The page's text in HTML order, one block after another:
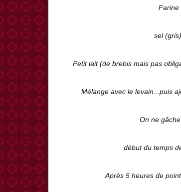
Farine
sel (gris)
Petit lait (de brebis mais pas
Mélange avec le levain...puis
On ne
début du temps
Après 5 heures de